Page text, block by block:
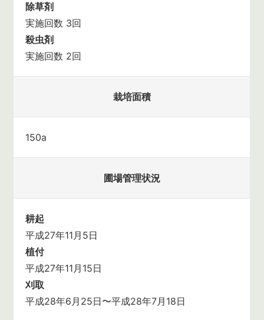
除草剤
実施回数 3回
殺虫剤
実施回数 2回
栽培面積
150a
圃場管理状況
耕起
平成27年11月5日
植付
平成27年11月15日
刈取
平成28年6月25日〜平成28年7月18日